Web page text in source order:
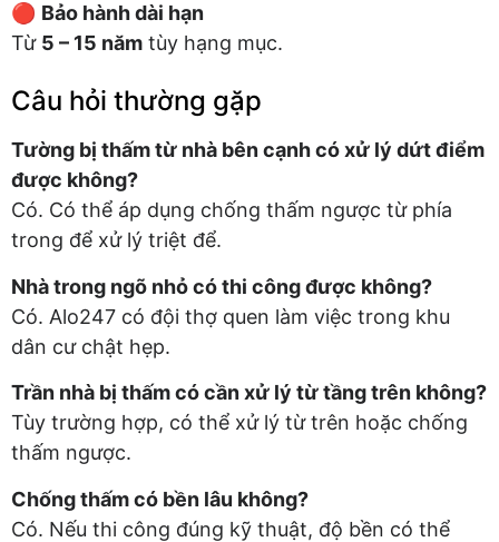
🔴 Bảo hành dài hạn
Từ 5 – 15 năm tùy hạng mục.
Câu hỏi thường gặp
Tường bị thấm từ nhà bên cạnh có xử lý dứt điểm
được không?
Có. Có thể áp dụng chống thấm ngược từ phía
trong để xử lý triệt để.
Nhà trong ngõ nhỏ có thi công được không?
Có. Alo247 có đội thợ quen làm việc trong khu
dân cư chật hẹp.
Trần nhà bị thấm có cần xử lý từ tầng trên không?
Tùy trường hợp, có thể xử lý từ trên hoặc chống
thấm ngược.
Chống thấm có bền lâu không?
Có. Nếu thi công đúng kỹ thuật, độ bền có thể